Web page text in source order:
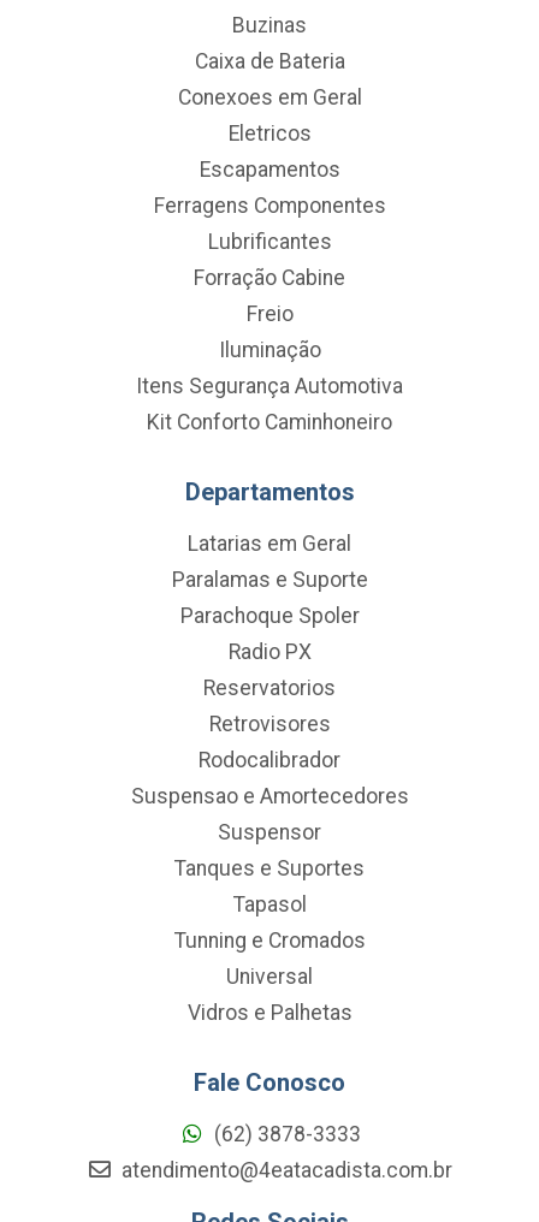
Buzinas
Caixa de Bateria
Conexoes em Geral
Eletricos
Escapamentos
Ferragens Componentes
Lubrificantes
Forração Cabine
Freio
Iluminação
Itens Segurança Automotiva
Kit Conforto Caminhoneiro
Departamentos
Latarias em Geral
Paralamas e Suporte
Parachoque Spoler
Radio PX
Reservatorios
Retrovisores
Rodocalibrador
Suspensao e Amortecedores
Suspensor
Tanques e Suportes
Tapasol
Tunning e Cromados
Universal
Vidros e Palhetas
Fale Conosco
(62) 3878-3333
atendimento@4eatacadista.com.br